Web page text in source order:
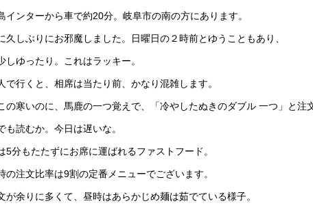
インターから車で約20分。岐阜市の南の方にあります。
久しぶりにお邪魔しました。日曜日の２時前とゆうこともあり、
しゆったり。これはラッキー。
で行くと、相席は当たり前、かなり混雑します。
の寒いのに、馬鹿の一つ覚えで、「冷やしたぬきのダブル 一つ」と注文
も読むか。今日は遅いな。
5分もたたずにお席に運ばれるファストフード。
の注文比率は9割の定番メニューでございます。
が余りに多くて、昼時はあらかじめ麺は茹でている様子。